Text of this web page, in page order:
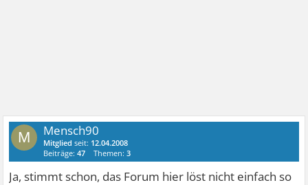
M Mensch90
Mitglied seit: 12.04.2008
Beiträge:47 Themen:3
Ja, stimmt schon, das Forum hier löst nicht einfach so